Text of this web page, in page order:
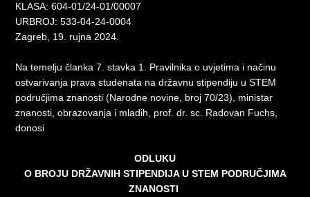
KLASA: 604-01/24-01/00007
URBROJ: 533-04-24-0004
Zagreb, 19. rujna 2024.
Na temelju članka 7. stavka 1. Pravilnika o uvjetima i načinu
ostvarivanja prava studenata na državnu stipendiju u STEM
područjima znanosti (Narodne novine, broj 70/23), ministar
znanosti, obrazovanja i mladih, prof. dr. sc. Radovan Fuchs,
donosi
ODLUKU
O BROJU DRŽAVNIH STIPENDIJA U STEM PODRUČJIMA
ZNANOSTI